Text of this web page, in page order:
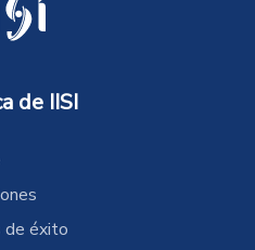
de IISI
de éxito